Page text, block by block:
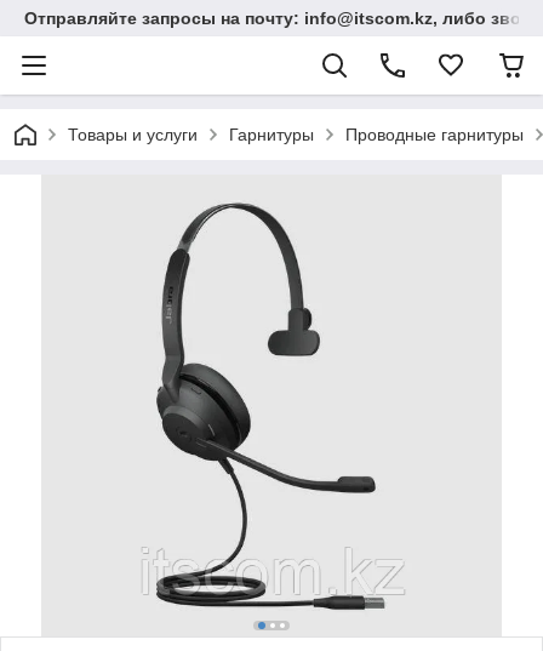
Отправляйте запросы на почту: info@itscom.kz, либо
Товары и услуги Гарнитуры Проводные гарнитуры